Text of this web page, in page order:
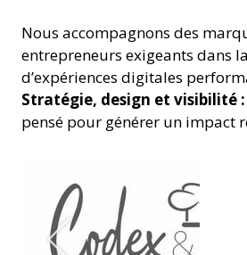
Nous accompagnons des
entrepreneurs exigeants dans
d’expériences digitales
Stratégie, design et visibilité :
pensé pour générer un impact